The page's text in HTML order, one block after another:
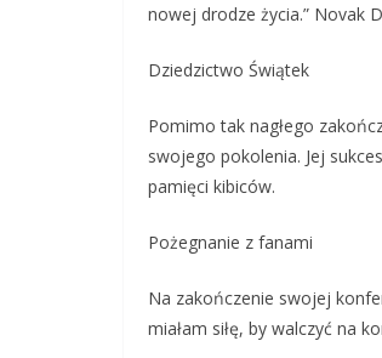
nowej drodze życia.” Novak
Dziedzictwo Świątek
Pomimo tak nagłego
swojego pokolenia. Jej
pamięci kibiców.
Pożegnanie z fanami
Na zakończenie swojej
miałam siłę, by walczyć na